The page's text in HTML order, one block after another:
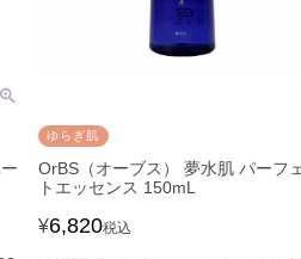
ゆらぎ肌
OrBS（オーブス） 夢水肌 パーフ
トエッセンス 150mL
¥6,820税込